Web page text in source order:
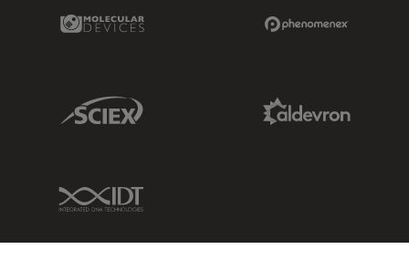
Molecular Devices Link
Sciex Link
IDT Link